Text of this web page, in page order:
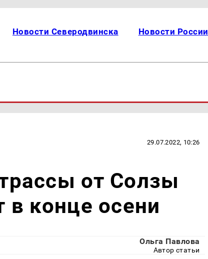
Новости Северодвинска Новости России
29.07.2022, 10:26
от Солзы
в конце осени
Ольга Павлова
Автор статьи